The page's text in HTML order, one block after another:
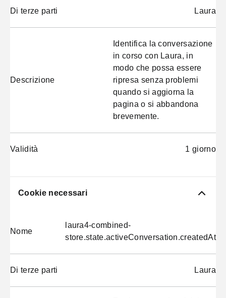
Di terze parti Laura
Descrizione
Identifica la conversazione
in corso con Laura, in
modo che possa essere
ripresa senza problemi
quando si aggiorna la
pagina o si abbandona
brevemente.
Validità 1 giorno
Cookie necessari
Nome
laura4-combined-
store.state.activeConversation.createdAt
Di terze parti Laura